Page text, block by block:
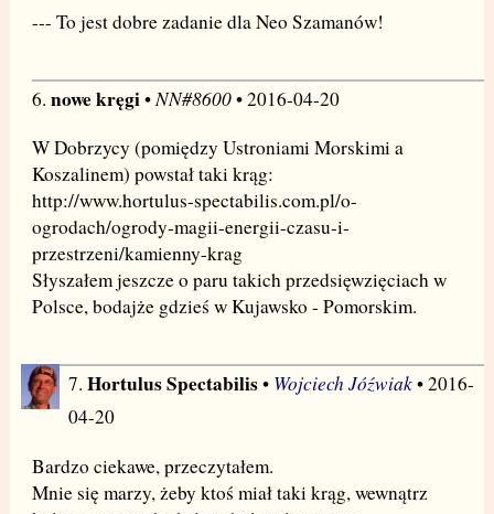
--- To jest dobre zadanie dla Neo Szamanów!
6. nowe kręgi•NN#8600• 2016-04-20
W Dobrzycy (pomiędzy Ustroniami Morskimi a
Koszalinem) powstał taki krąg:
http://www.hortulus-spectabilis.com.pl/o-
ogrodach/ogrody-magii-energii-czasu-i-
przestrzeni/kamienny-krag
Słyszałem jeszcze o paru takich przedsięwzięciach w
Polsce, bodajże gdzieś w Kujawsko - Pomorskim.
7. Hortulus Spectabilis• Wojciech Jóźwiak• 2016-
04-20
Bardzo ciekawe, przeczytałem.
Mnie się marzy, żeby ktoś miał taki krąg, wewnątrz